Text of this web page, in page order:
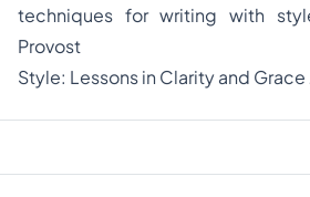
techniques for writing with
Provost
Style: Lessons in Clarity and